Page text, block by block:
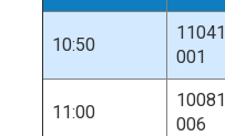
10:50
11041
001
11:00
10081
006